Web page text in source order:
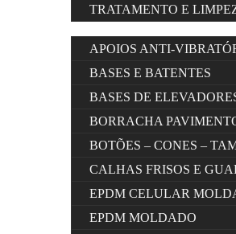
TRATAMENTO E
APOIOS ANTI-
BASES E BATENTES
BASES DE
BORRACHA
BOTÕES – CONES –
CALHAS FRISOS E
EPDM CELULAR
EPDM MOLDADO